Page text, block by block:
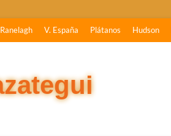
Ranelagh V. España Plátanos Hudson